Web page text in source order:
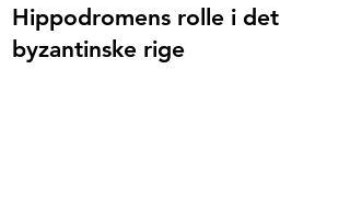
Hippodromens rolle i det
byzantinske rige